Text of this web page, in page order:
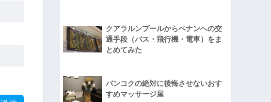
クアラルンプールからペナンへの交
通手段（バス・飛行機・電車）をま
とめてみた
バンコクの絶対に後悔させないおす
すめマッサージ屋